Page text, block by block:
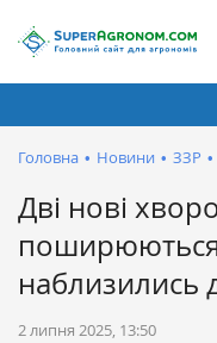
Головна • Новини • ЗЗР •
Дві нові
поширюються
наблизились
2 липня 2025, 13:50